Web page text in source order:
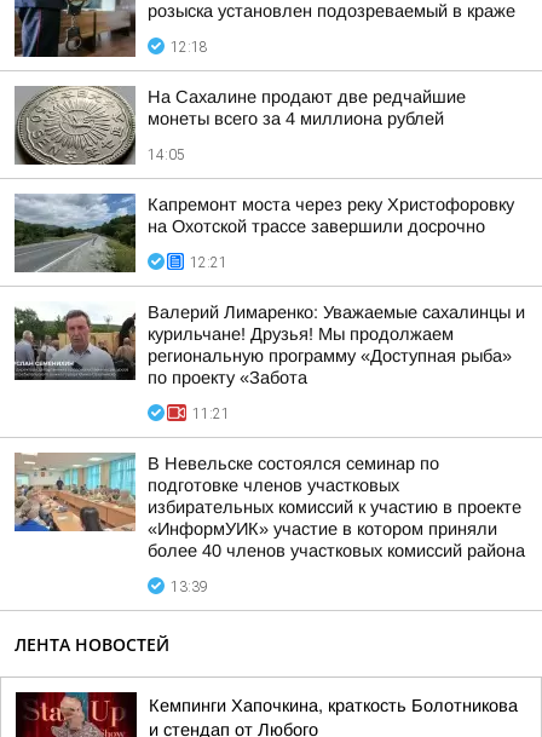
розыска установлен подозреваемый в краже
12:18
На Сахалине продают две редчайшие
монеты всего за 4 миллиона рублей
14:05
Капремонт моста через реку Христофоровку
на Охотской трассе завершили досрочно
12:21
Валерий Лимаренко: Уважаемые сахалинцы и
курильчане! Друзья! Мы продолжаем
региональную программу «Доступная рыба»
по проекту «Забота
11:21
В Невельске состоялся семинар по
подготовке членов участковых
избирательных комиссий к участию в проекте
«ИнформУИК» участие в котором приняли
более 40 членов участковых комиссий района
13:39
ЛЕНТА НОВОСТЕЙ
Кемпинги Хапочкина, краткость Болотникова
и стендап от Любого